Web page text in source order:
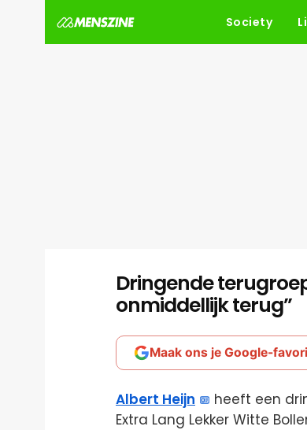
Society
Dringende
onmiddellijk terug”
Maak ons je Google-
Albert Heijn
heeft een
Extra Lang Lekker Witte